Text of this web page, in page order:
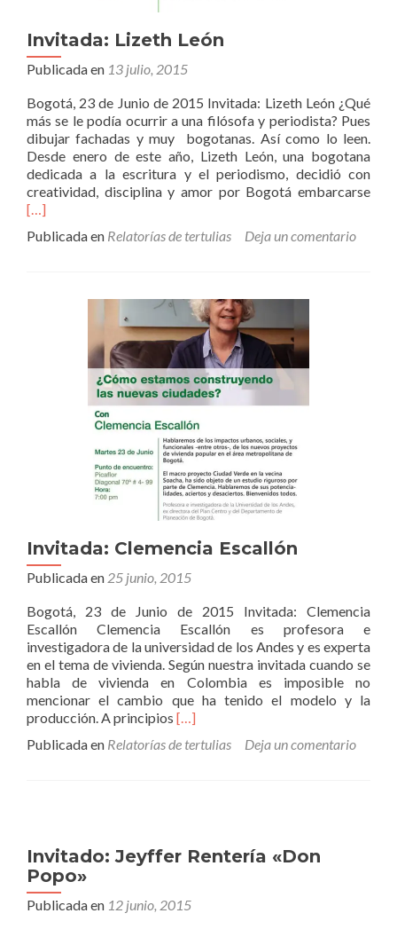
Invitada: Lizeth León
Publicada en 13 julio, 2015
Bogotá, 23 de Junio de 2015 Invitada: Lizeth León ¿Qué
más se le podía ocurrir a una filósofa y periodista? Pues
dibujar fachadas y muy bogotanas. Así como lo leen.
Desde enero de este año, Lizeth León, una bogotana
dedicada a la escritura y el periodismo, decidió con
creatividad, disciplina y amor por Bogotá embarcarseLeer
[…]
Publicada en Relatorías de tertulias Deja un comentario
Invitada: Clemencia Escallón
Publicada en 25 junio, 2015
Bogotá, 23 de Junio de 2015 Invitada: Clemencia
Escallón Clemencia Escallón es profesora e
investigadora de la universidad de los Andes y es experta
en el tema de vivienda. Según nuestra invitada cuando se
habla de vivienda en Colombia es imposible no
mencionar el cambio que ha tenido el modelo y la
producción. A principios Leer
Clemencia
[…]
Publicada en Relatorías de tertulias Deja un comentario
Invitado: Jeyffer Rentería «Don
Popo»
Publicada en 12 junio, 2015